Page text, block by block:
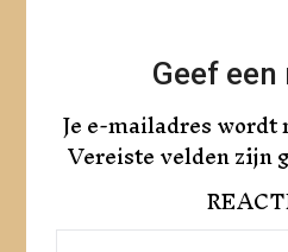
Geef
Je e-mailadres
Vereiste velden zijn